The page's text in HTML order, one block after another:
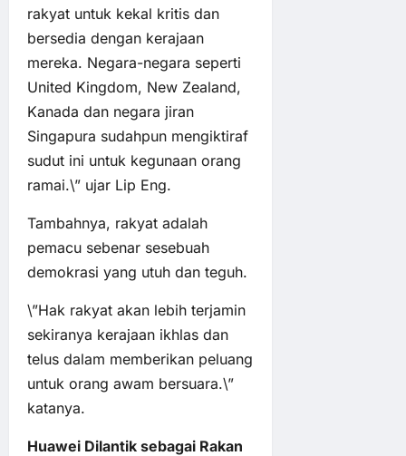
rakyat untuk kekal kritis dan
bersedia dengan kerajaan
mereka. Negara-negara seperti
United Kingdom, New Zealand,
Kanada dan negara jiran
Singapura sudahpun mengiktiraf
sudut ini untuk kegunaan orang
ramai.\” ujar Lip Eng.
Tambahnya, rakyat adalah
pemacu sebenar sesebuah
demokrasi yang utuh dan teguh.
\”Hak rakyat akan lebih terjamin
sekiranya kerajaan ikhlas dan
telus dalam memberikan peluang
untuk orang awam bersuara.\”
katanya.
Huawei Dilantik sebagai Rakan